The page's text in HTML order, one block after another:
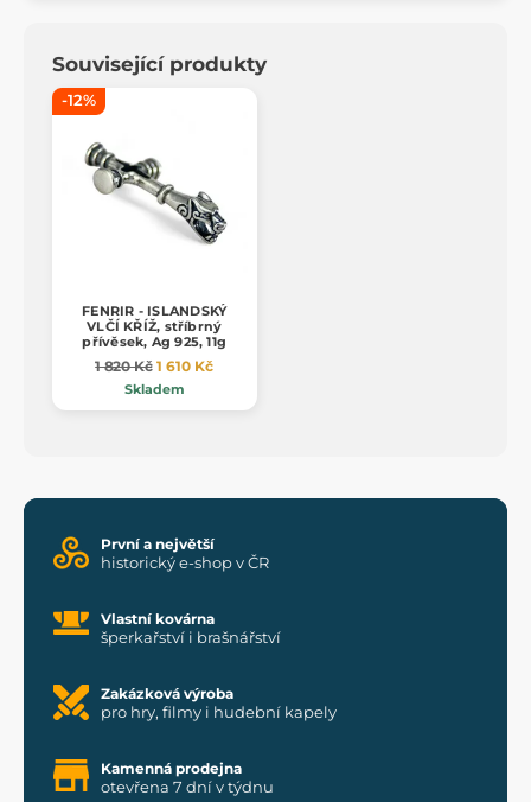
Související produkty
-12%
FENRIR - ISLANDSKÝ
VLČÍ KŘÍŽ, stříbrný
přívěsek, Ag 925, 11g
1 820 Kč 1 610 Kč
Skladem
První a největší
historický e-shop v ČR
Vlastní kovárna
šperkařství i brašnářství
Zakázková výroba
pro hry, filmy i hudební kapely
Kamenná prodejna
otevřena 7 dní v týdnu